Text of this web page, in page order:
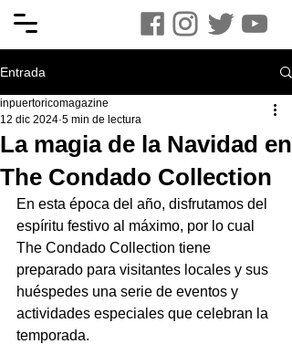
Entrada
La magia de la Navidad en
The Condado Collection
inpuertoricomagazine
12 dic 2024 5 min de lectura
En esta época del año, disfrutamos del
espíritu festivo al máximo, por lo cual
The Condado Collection tiene
preparado para visitantes locales y sus
huéspedes una serie de eventos y
actividades especiales que celebran la
temporada.